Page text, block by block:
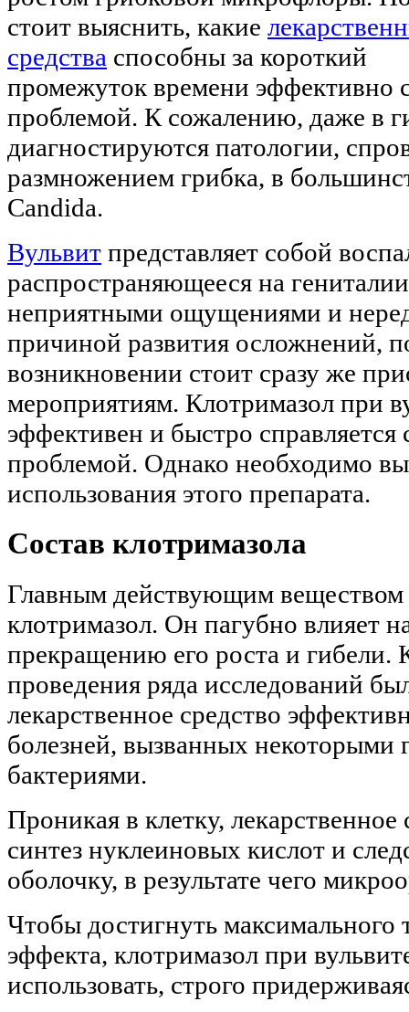
стоит выяснить, какие
средства способны за короткий
промежуток времени эффективно
проблемой. К сожалению, даже в
диагностируются патологии,
размножением грибка, в
Candida.
Вульвит представляет собой
распространяющееся на
неприятными ощущениями и
причиной развития осложнений,
возникновении стоит сразу же
мероприятиям. Клотримазол при
эффективен и быстро справляется
проблемой. Однако необходимо
использования этого препарата.
Состав клотримазола
Главным действующим веществом
клотримазол. Он пагубно влияет
прекращению его роста и гибели.
проведения ряда исследований
лекарственное средство
болезней, вызванных
бактериями.
Проникая в клетку,
синтез нуклеиновых кислот и
оболочку, в результате чего
Чтобы достигнуть максимального
эффекта, клотримазол при
использовать, строго